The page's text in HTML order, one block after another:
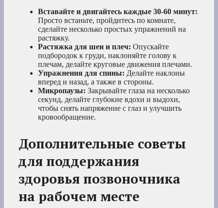
Вставайте и двигайтесь каждые 30-60 минут:
Просто встаньте, пройдитесь по комнате,
сделайте несколько простых упражнений на
растяжку.
Растяжка для шеи и плеч: Опускайте
подбородок к груди, наклоняйте голову к
плечам, делайте круговые движения плечами.
Упражнения для спины: Делайте наклоны
вперед и назад, а также в стороны.
Микропаузы: Закрывайте глаза на несколько
секунд, делайте глубокие вдохи и выдохи,
чтобы снять напряжение с глаз и улучшить
кровообращение.
Дополнительные советы
для поддержания
здоровья позвоночника
на рабочем месте